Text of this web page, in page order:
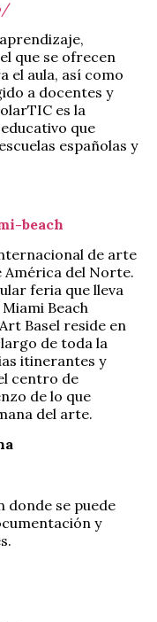
que se ofrecen
el aula, así como
a docentes y
es la
que
españolas y
beach
de arte
del Norte.
feria que lleva
Beach
Basel reside en
de toda la
itinerantes y
centro de
de lo que
del arte.
donde se puede
y